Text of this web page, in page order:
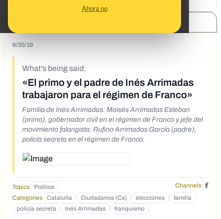
Ahora no
9/30/19
What's being said:
«El primo y el padre de Inés Arrimadas
trabajaron para el régimen de Franco»
Familia de Inés Arrimadas: Moisés Arrimadas Esteban
(primo), gobernador civil en el régimen de Franco y jefe del
movimiento falangista. Rufino Arrimadas García (padre),
policía secreta en el régimen de Franco.
Topics Política
Channels:
Categories
Cataluña Ciudadanos (Cs) elecciones
familia
policía secreta
Inés Arrimadas franquismo